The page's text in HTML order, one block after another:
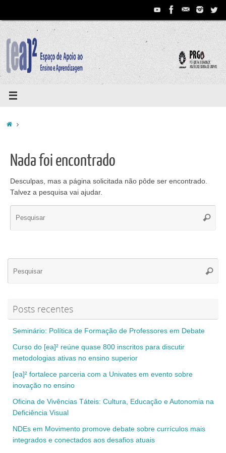
conteúdo
Home
Nada foi encontrado
Desculpas, mas a página solicitada não pôde ser encontrado.
Talvez a pesquisa vai ajudar.
Posts recentes
Seminário: Política de Formação de Professores em Debate
Curso do [ea]² reúne quase 800 inscritos para discutir
metodologias ativas no ensino superior
[ea]² fortalece parceria com a Univates em evento sobre
inovação no ensino
Oficina de Vivências Táteis: Cultura, Educação e Autonomia na
Deficiência Visual
NDEs em Movimento promove debate sobre currículos mais
integrados e conectados aos desafios atuais